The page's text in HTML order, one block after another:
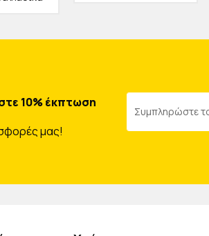
10% έκπτωση
μας!